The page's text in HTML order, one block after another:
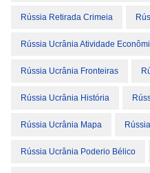
Rússia Retirada Crimeia
Rússia Ucrânia Atividade
Rússia Ucrânia Fronteiras
Rússia Ucrânia História
Rússia Ucrânia Mapa
Rússia Ucrânia Poderio Bélico